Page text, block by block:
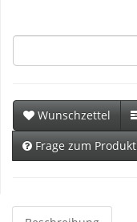
Wunschzettel
Frage zum Produkt